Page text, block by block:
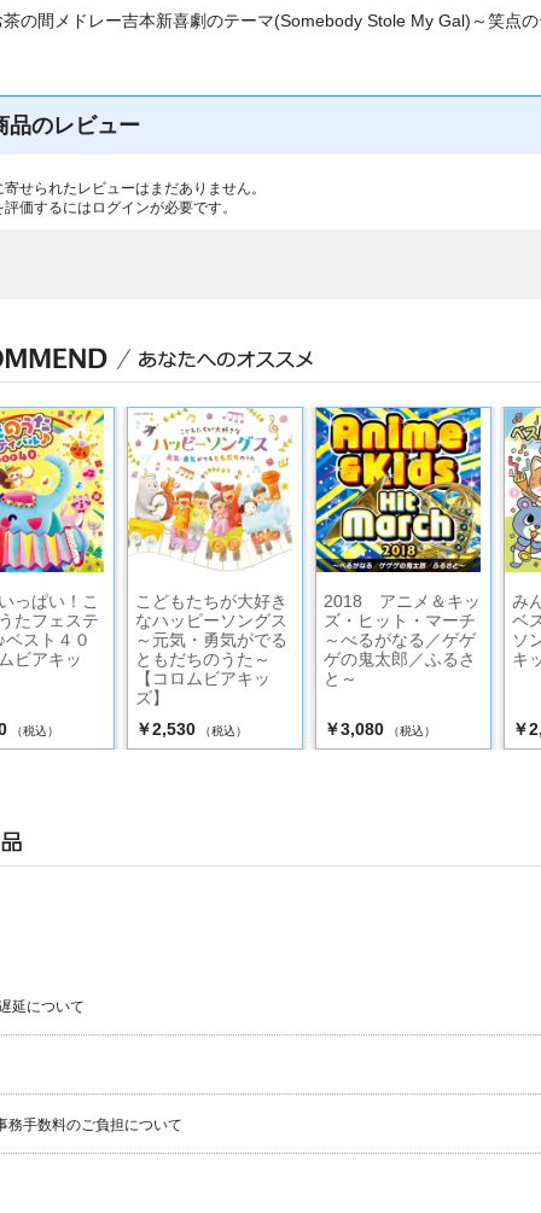
の間メドレー吉本新喜劇のテーマ(Somebody Stole My Gal)～笑点
品のレビュー
せられたレビューはまだありません。
評価するには ログインが必要です。
っぱい！こ
たフェステ
ベスト４０
ビアキッ
（税込）
こどもたちが大好き
なハッピーソングス
～元気・勇気がでる
ともだちのうた～
【コロムビアキッ
ズ】
￥2,530
（税込）
2018 アニメ＆キッ
ズ・ヒット・マーチ
～べるがなる／ゲゲ
ゲの鬼太郎／ふるさ
と～
￥3,080 （税込）
み
ベ
ソ
キ
￥
延について
務手数料のご負担について